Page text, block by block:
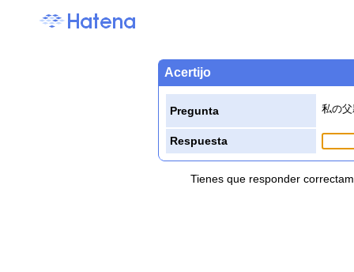
Acertijo
Pregunta 私の
Respuesta
Tienes que responder